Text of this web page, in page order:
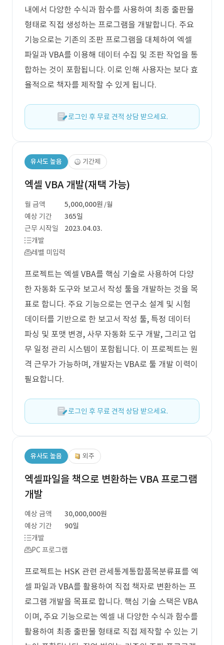
내에서 다양한 수식과 함수를 사용하여 최종 출판물
형태로 직접 생성하는 프로그램을 개발합니다. 주요
기능으로는 기존의 조판 프로그램을 대체하여 엑셀
파일과 VBA를 이용해 데이터 수집 및 조판 작업을 통
합하는 것이 포함됩니다. 이로 인해 사용자는 보다 효
율적으로 책자를 제작할 수 있게 됩니다.
로그인 후 무료 견적 상담 받으세요.
유사도 높음 기간제
엑셀 VBA 개발(재택 가능)
월 금액 5,000,000원 /월
예상 기간
365일
근무 시작일
2023.04.03.
개발
레벨 미입력
프로젝트는 엑셀 VBA를 핵심 기술로 사용하여 다양
한 자동화 도구와 보고서 작성 툴을 개발하는 것을 목
표로 합니다. 주요 기능으로는 연구소 설계 및 시험
데이터를 기반으로 한 보고서 작성 툴, 특정 데이터
파싱 및 포맷 변경, 사무 자동화 도구 개발, 그리고 업
무 일정 관리 시스템이 포함됩니다. 이 프로젝트는 원
격 근무가 가능하며, 개발자는 VBA로 툴 개발 이력이
필요합니다.
로그인 후 무료 견적 상담 받으세요.
유사도 높음 외주
엑셀파일을 책으로 변환하는 VBA 프로그램
개발
예상 금액
30,000,000원
예상 기간
90일
개발
PC 프로그램
프로젝트는 HSK 관련 관세통계통합품목분류표를 엑
셀 파일과 VBA를 활용하여 직접 책자로 변환하는 프
로그램 개발을 목표로 합니다. 핵심 기술 스택은 VBA
이며, 주요 기능으로는 엑셀 내 다양한 수식과 함수를
활용하여 최종 출판물 형태로 직접 제작할 수 있는 기